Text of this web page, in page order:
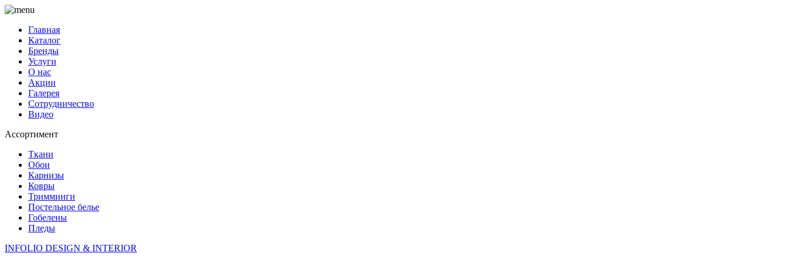
Главная
Каталог
Бренды
Услуги
О нас
Акции
Галерея
Сотрудничество
Видео
Ассортимент
Ткани
Обои
Карнизы
Ковры
Тримминги
Постельное белье
Гобелены
Пледы
INFOLIO DESIGN & INTERIOR